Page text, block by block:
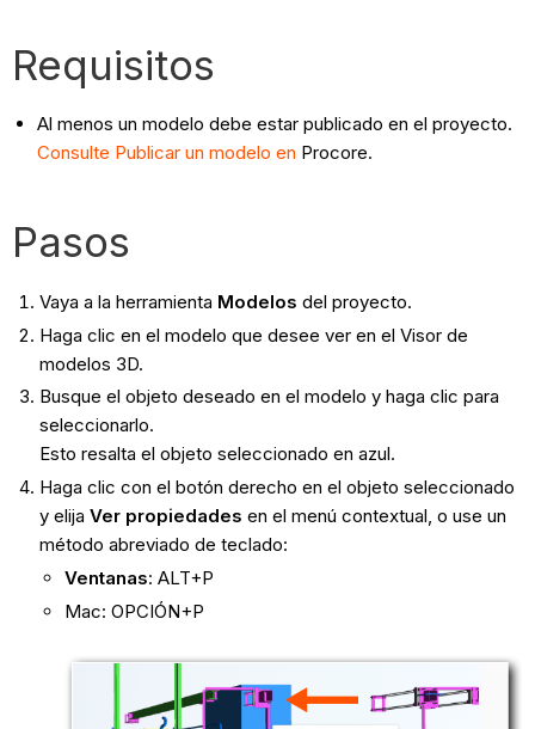
Requisitos
Al menos un modelo debe estar publicado en el proyecto.
Consulte Publicar un modelo en Procore.
Pasos
Vaya a la herramienta Modelos del proyecto.
Haga clic en el modelo que desee ver en el Visor de
modelos 3D.
Busque el objeto deseado en el modelo y haga clic para
seleccionarlo.
Esto resalta el objeto seleccionado en azul.
Haga clic con el botón derecho en el objeto seleccionado
y elija Ver propiedades en el menú contextual, o use un
método abreviado de teclado:
Ventanas: ALT+P
Mac: OPCIÓN+P